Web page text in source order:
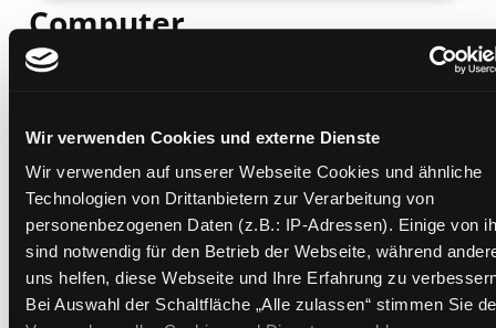
Wir verwenden Cookies und externe Dienste
Wir verwenden auf unserer Webseite Cookies und ähnliche
Technologien von Drittanbietern zur Verarbeitung von
personenbezogenen Daten (z.B.: IP-Adressen). Einige von
sind notwendig für den Betrieb der Webseite, während
uns helfen, diese Webseite und Ihre Erfahrung zu
Bei Auswahl der Schaltfläche „Alle zulassen“ stimmen Sie
Computer
was willst du heute wissen? : coole Fakten,
Verfasser:Kelly, James Floyd
Übergeordnetes Werk: MINT 3 - Wissen gewinnt!
Beschreibung ein-/ausblenden
Mehr Informationen ein-/ausblenden